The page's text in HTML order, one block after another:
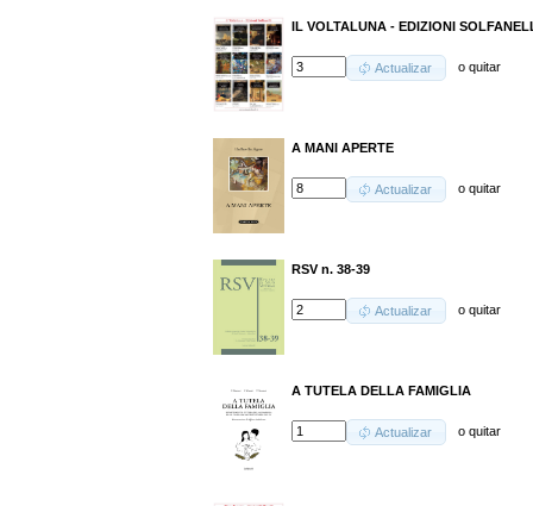
IL VOLTALUNA - EDIZIONI
Actualizar oquitar
A MANI APERTE
Actualizar oquitar
RSV n. 38-39
Actualizar oquitar
A TUTELA DELLA FAMIGLIA
Actualizar oquitar